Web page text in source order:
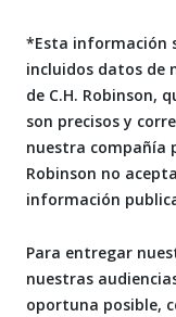
*Esta información
incluidos datos de
de C.H. Robinson,
son precisos y
nuestra compañía
Robinson no
información
Para entregar
nuestras
oportuna posible,